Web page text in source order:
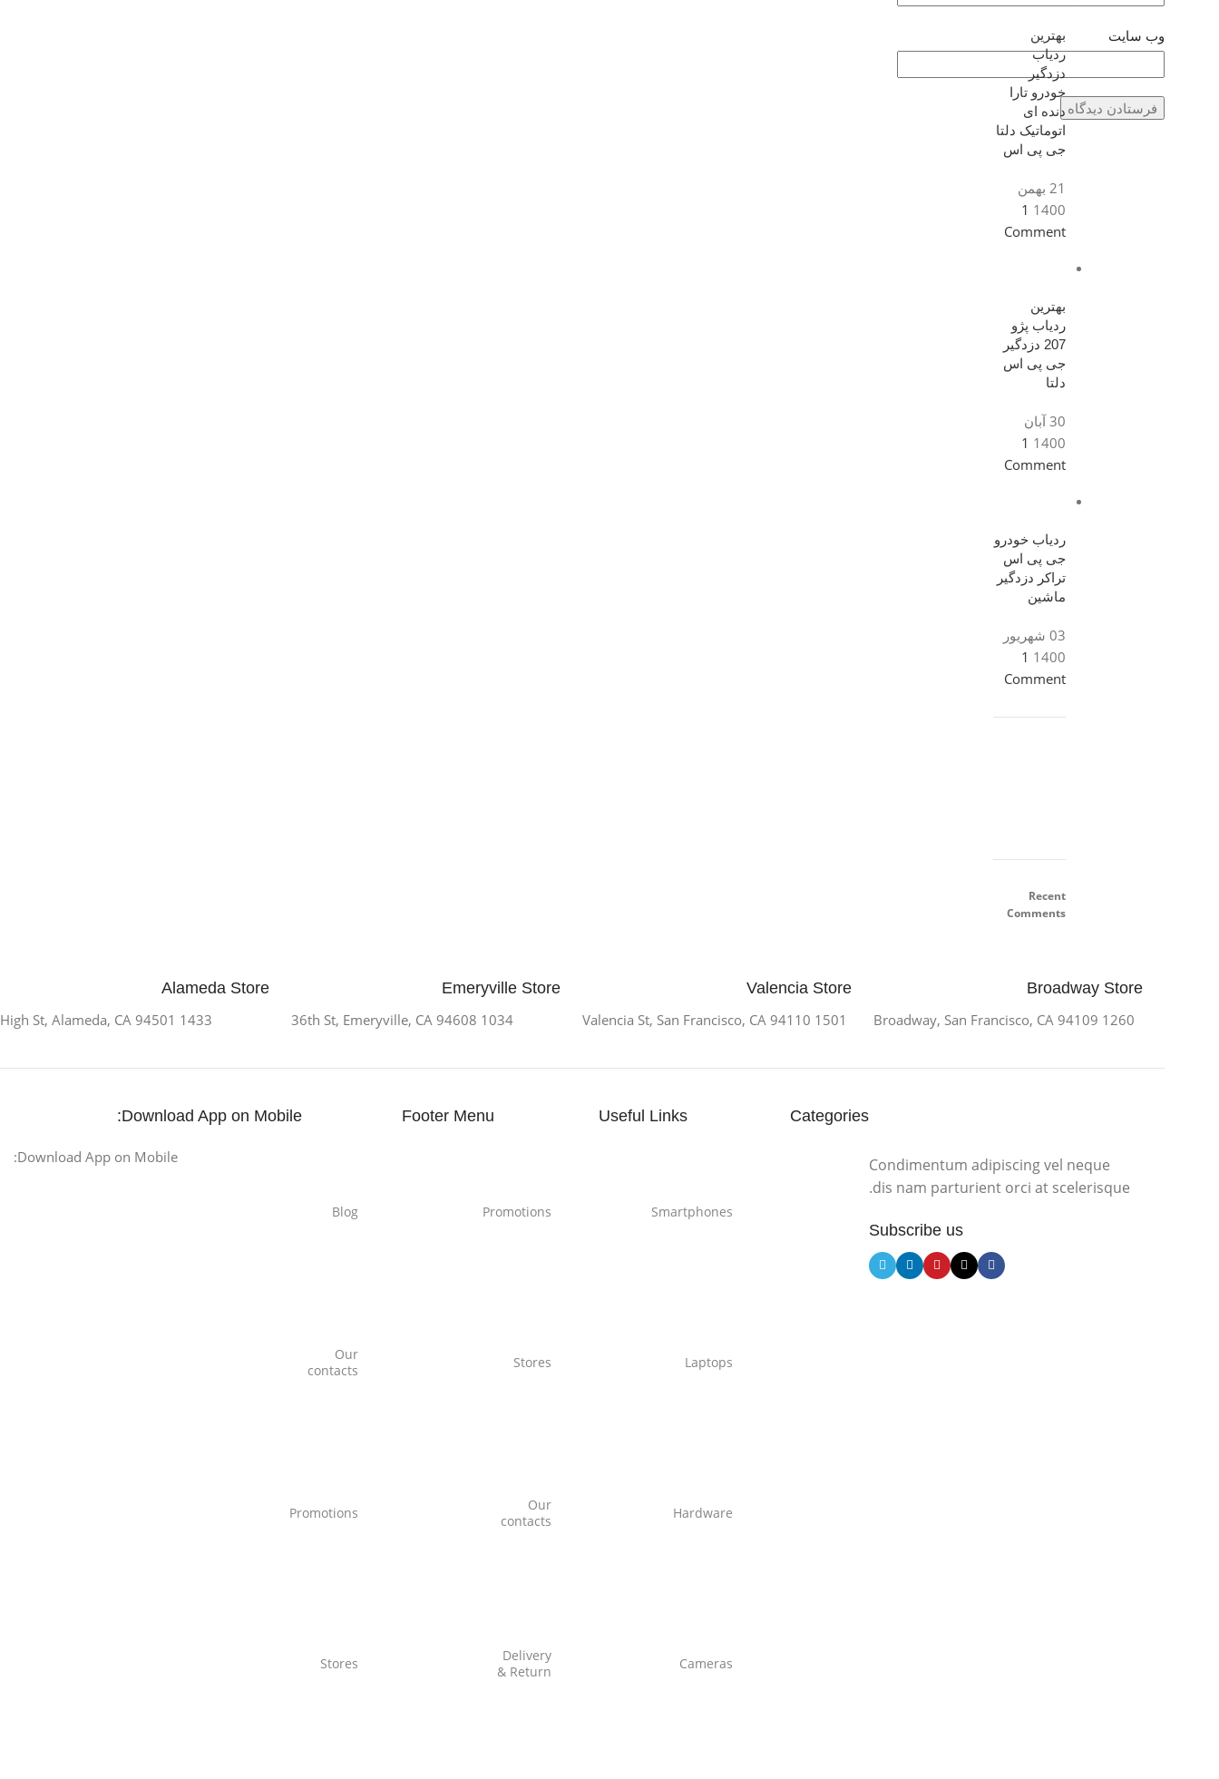
وب‌ سایت
بهترین
ردیاب
دزدگیر
خودرو تارا
دنده ای
اتوماتیک دلتا
جی پی اس
21 بهمن
1400
1
Comment
بهترین
ردیاب پژو
207 دزدگیر
جی پی اس
دلتا
30 آبان
1400
1
Comment
ردیاب خودرو
جی پی اس
تراکر دزدگیر
ماشین
03 شهریور
1400
1
Comment
SALE
HP
Shop
Recent
Comments
Broadway Store
1260 Broadway, San Francisco, CA 94109
Valencia Store
1501 Valencia St, San Francisco, CA 94110
Emeryville Store
1034 36th St, Emeryville, CA 94608
Alameda Store
1433 High St, Alameda, CA 94501
Condimentum adipiscing vel neque
dis nam parturient orci at scelerisque.
Subscribe us
Categories
Smartphones
Laptops
Hardware
Cameras
Useful Links
Promotions
Stores
Our
contacts
Delivery
& Return
Footer Menu
Blog
Our
contacts
Promotions
Stores
Download App on Mobile:
Download App on Mobile: